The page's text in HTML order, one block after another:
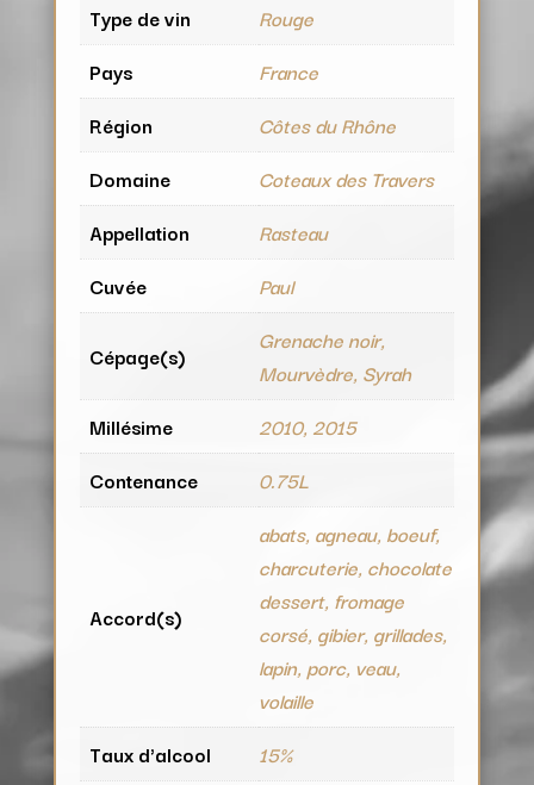
Type de vin
Rouge
Pays
France
Région
Côtes du Rhône
Domaine
Coteaux des Travers
Appellation
Rasteau
Cuvée
Paul
Cépage(s)
Grenache noir,
Mourvèdre, Syrah
Millésime
2010, 2015
Contenance
0.75L
Accord(s)
abats, agneau, boeuf,
charcuterie, chocolate
dessert, fromage
corsé, gibier, grillades,
lapin, porc, veau,
volaille
Taux d'alcool
15%